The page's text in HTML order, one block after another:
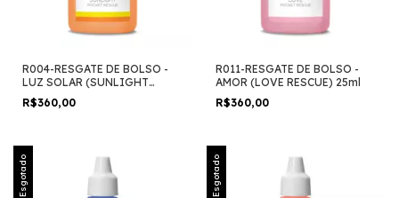
R004-RESGATE DE BOLSO -
LUZ SOLAR (SUNLIGHT
RESCUE) 25ml
R$360,00
R011-RESGATE DE BOLSO -
AMOR (LOVE RESCUE) 25ml
R$360,00
Esgotado Esgotado